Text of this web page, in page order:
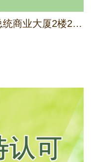
香港九龙旺角弥敦道608号总统商业大厦2楼217室